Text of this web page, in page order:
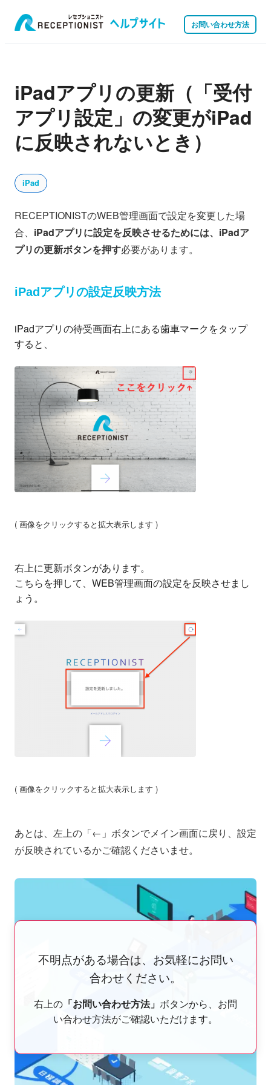
お問い合わせ方法
iPadアプリの更新（「受付
アプリ設定」の変更がiPad
に反映されないとき）
iPad
RECEPTIONISTのWEB管理画面で設定を変更した場
合、 iPadアプリに設定を反映させるためには、iPadア
プリの更新ボタンを押す必要があります。
iPadアプリの設定反映方法
iPadアプリの待受画面右上にある歯車マークをタップ
すると、
( 画像をクリックすると拡大表示します )
右上に更新ボタンがあります。
こちらを押して、WEB管理画面の設定を反映させまし
ょう。
( 画像をクリックすると拡大表示します )
あとは、左上の「←」ボタンでメイン画面に戻り、設定
が反映されているかご確認くださいませ。
不明点がある場合は、お気軽にお問い
合わせください。
右上の 「お問い合わせ方法」 ボタンから、お問
い合わせ方法がご確認いただけます。